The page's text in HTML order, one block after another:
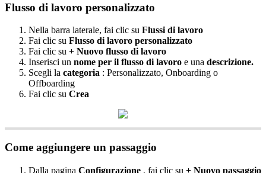
Flusso di lavoro personalizzato
Nella barra laterale, fai clic su Flussi di lavoro
Fai clic su Flusso di lavoro personalizzato
Fai clic su + Nuovo flusso di lavoro
Inserisci un nome per il flusso di lavoro e una descrizione.
Scegli la categoria : Personalizzato, Onboarding o
Offboarding
Fai clic su Crea
Come aggiungere un passaggio
Dalla pagina Configurazione , fai clic su + Nuovo passaggio